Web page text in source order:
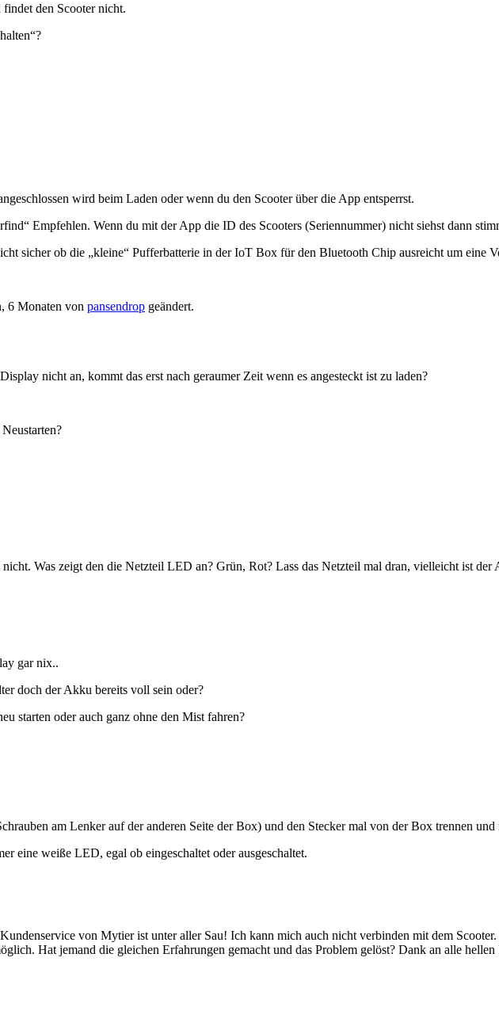
findet den Scooter nicht.
wird beim Laden oder wenn du den Scooter über die App entsperrst.
Empfehlen. Wenn du mit der App die ID des Scooters (Seriennummer) nicht siehst dann
sicher ob die „kleine“ Pufferbatterie in der IoT Box für den Bluetooth Chip ausreicht um eine
6 Monaten von pansendrop geändert.
nicht an, kommt das erst nach geraumer Zeit wenn es angesteckt ist zu laden?
Was zeigt den die Netzteil LED an? Grün, Rot? Lass das Netzteil mal dran, vielleicht ist der
gar nix..
doch der Akku bereits voll sein oder?
starten oder auch ganz ohne den Mist fahren?
am Lenker auf der anderen Seite der Box) und den Stecker mal von der Box trennen und
eine weiße LED, egal ob eingeschaltet oder ausgeschaltet.
von Mytier ist unter aller Sau! Ich kann mich auch nicht verbinden mit dem
Hat jemand die gleichen Erfahrungen gemacht und das Problem gelöst? Dank an alle